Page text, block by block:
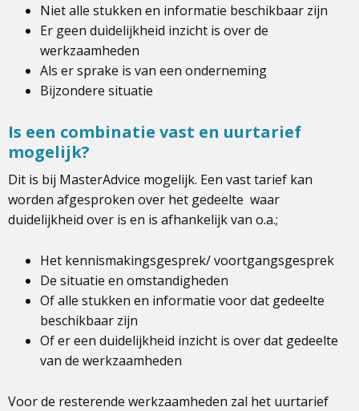
Niet alle stukken en informatie beschikbaar zijn
Er geen duidelijkheid inzicht is over de
werkzaamheden
Als er sprake is van een onderneming
Bijzondere situatie
Is een combinatie vast en uurtarief
mogelijk?
Dit is bij MasterAdvice mogelijk. Een vast tarief kan
worden afgesproken over het gedeelte waar
duidelijkheid over is en is afhankelijk van o.a.;
Het kennismakingsgesprek/ voortgangsgesprek
De situatie en omstandigheden
Of alle stukken en informatie voor dat gedeelte
beschikbaar zijn
Of er een duidelijkheid inzicht is over dat gedeelte
van de werkzaamheden
Voor de resterende werkzaamheden zal het uurtarief